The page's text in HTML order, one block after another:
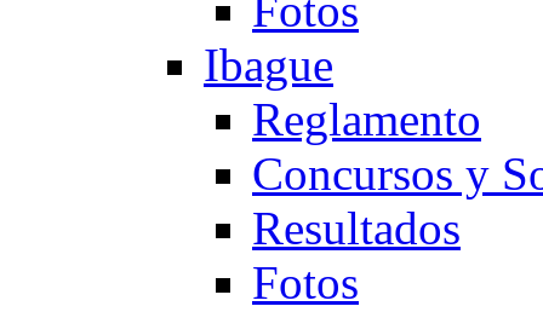
Ibague
Reglamento
Concursos y
Resultados
Fotos